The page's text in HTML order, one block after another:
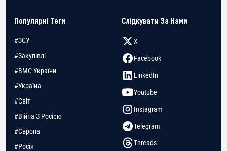
Популярні Теги
#ЗСУ
#Закупівлі
#ВМС України
#Україна
#Світ
#Війна З Росією
#Європа
#Росія
Слідкувати За Нами
X
Facebook
LinkedIn
Youtube
Instagram
Telegram
Threads